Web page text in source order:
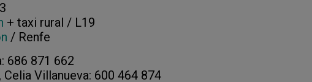
+ taxi rural / L19
/ Renfe
686 871 662
Villanueva: 600 464 874